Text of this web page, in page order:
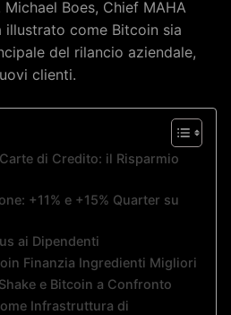
Michael Boes, Chief MAHA
illustrato come Bitcoin sia
del rilancio aziendale,
clienti.
di Credito: il Risparmio
+11% e +15% Quarter su
ai Dipendenti
Finanzia Ingredienti Migliori
e Bitcoin a Confronto
Infrastruttura di